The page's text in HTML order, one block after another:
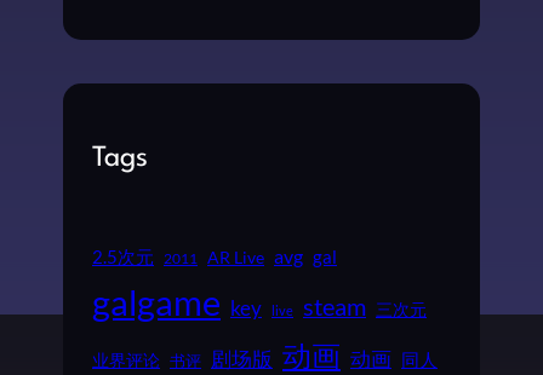
Tags
2.5次元 2011 AR Live avg gal
galgame key live steam 三次元
业界评论 书评 剧场版 动画 动画 同人